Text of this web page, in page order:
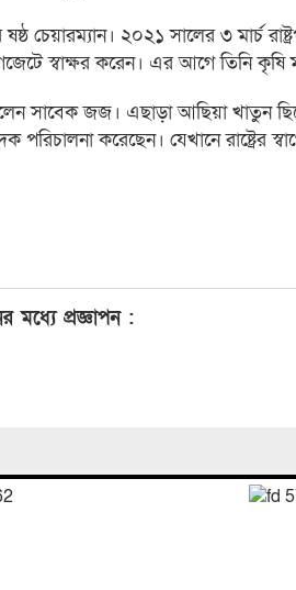
চেয়ারম্যান। ২০২১ সালের ৩ মার্চ
স্বাক্ষর করেন। এর আগে তিনি কৃষি
সাবেক জজ। এছাড়া আছিয়া খাতুন
করেছেন। যেখানে রাষ্ট্রের
মধ্যে প্রজ্ঞাপন :